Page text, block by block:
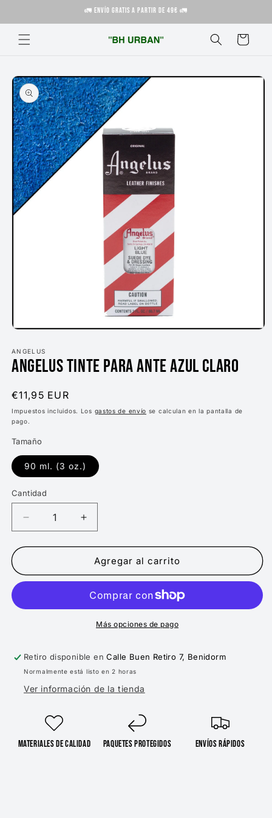
al contenido
🚛 ENVÍO GRATIS A PARTIR DE 49€ 🚛
Carrito
directamente
a la
información
del producto
multimedia
1
en
modal
ANGELUS
ANGELUS TINTE PARA ANTE AZUL CLARO
Precio
habitual
€11,95 EUR
Impuestos incluidos. Los gastos de envío se calculan en la pantalla de
pago.
Tamaño
90 ml. (3 oz.)
Cantidad
Reducir
cantidad
para
TINTE
AZUL
Aumentar
cantidad
para
ANGELUS
TINTE
ANTE
AZUL
CLARO
Agregar al carrito
Más opciones de pago
Retiro disponible enCalle Buen Retiro 7, Benidorm
Normalmente está listo en 2 horas
Ver información de la tienda
Materiales de Calidad Paquetes protegidos Envíos rápidos